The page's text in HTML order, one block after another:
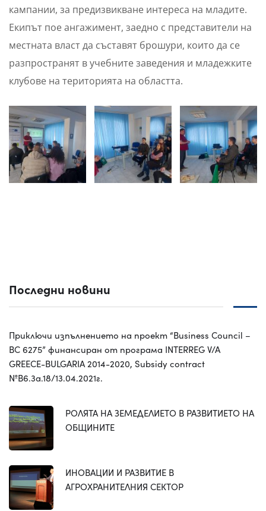
кампании, за предизвикване интереса на младите.
Екипът пое ангажимент, заедно с представители на
местната власт да съставят брошури, които да се
разпространят в учебните заведения и младежките
клубове на територията на областта.
Последни новини
Приключи изпълнението на проект “Business Council –
BC 6275” финансиран от програма INTERREG V/A
GREECE-BULGARIA 2014-2020, Subsidy contract
№B6.3a.18/13.04.2021г.
РОЛЯТА НА ЗЕМЕДЕЛИЕТО В РАЗВИТИЕТО НА
ОБЩИНИТЕ
ИНОВАЦИИ И РАЗВИТИЕ В
АГРОХРАНИТЕЛНИЯ СЕКТОР